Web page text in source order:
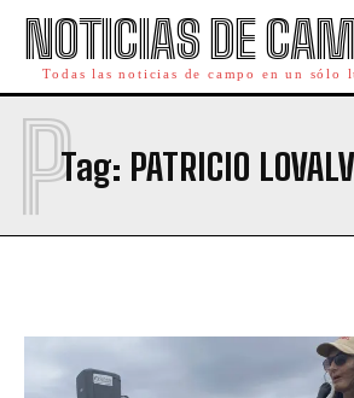
NOTICIAS DE
Todas las noticias de campo en un sólo
Tag: PATRICIO
P